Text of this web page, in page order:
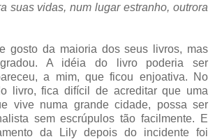
suas vidas, num lugar estranho, outrora
gosto da maioria dos seus livros, mas
A idéia do livro poderia ser
a mim, que ficou enjoativa. No
livro, fica difícil de acreditar que uma
vive numa grande cidade, possa ser
sem escrúpulos tão facilmente. E
da Lily depois do incidente foi